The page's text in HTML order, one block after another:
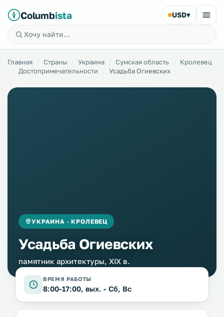
Columbista USD▾
Главная Страны Украина Сумская область
Кролевец
Достопримечательности
Усадьба Огиевских
УКРАИНА · КРОЛЕВЕЦ
Усадьба Огиевских
памятник архитектуры, XIX в.
ВРЕМЯ РАБОТЫ
8:00-17:00, вых. - Сб, Вс